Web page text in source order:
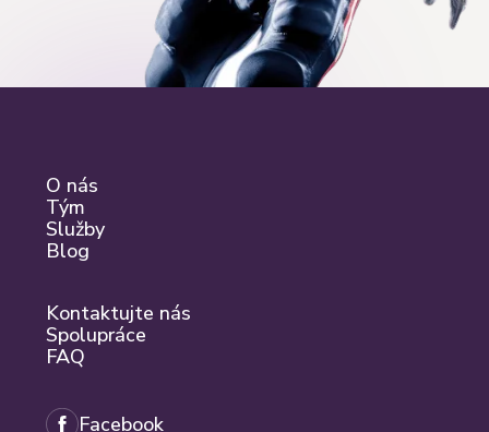
O nás
Tým
Služby
Blog
Kontaktujte nás
Spolupráce
FAQ
Facebook